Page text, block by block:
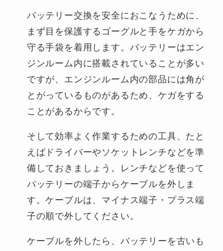
バッテリー交換を安全におこなうために、
まず目を保護するゴーグルと手をケガから
守る手袋を着用します。バッテリーはエン
ジンルーム内に搭載されていることが多い
ですが、エンジンルーム内の部品には角が
とがっているものがあるため、ケガをする
ことがあるからです。
そして効率よく作業するための工具、たと
えばドライバーやソケットレンチなどを準
備しておきましょう。レンチなどを使って
バッテリーの端子からケーブルを外しま
す。ケーブルは、マイナス端子・プラス端
子の順で外してください。
ケーブルを外したら、バッテリーを古いも